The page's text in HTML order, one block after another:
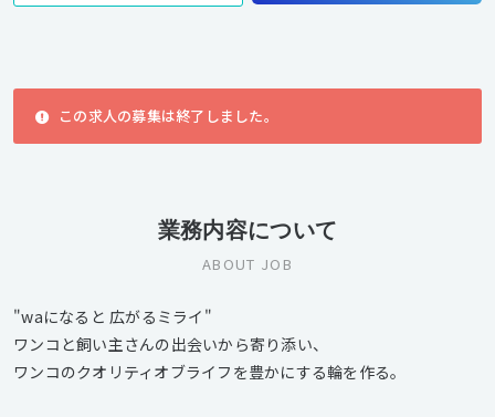
この求人の募集は終了しました。
業務内容について
ABOUT JOB
"waになると 広がるミライ"
ワンコと飼い主さんの出会いから寄り添い、
ワンコのクオリティオブライフを豊かにする輪を作る。